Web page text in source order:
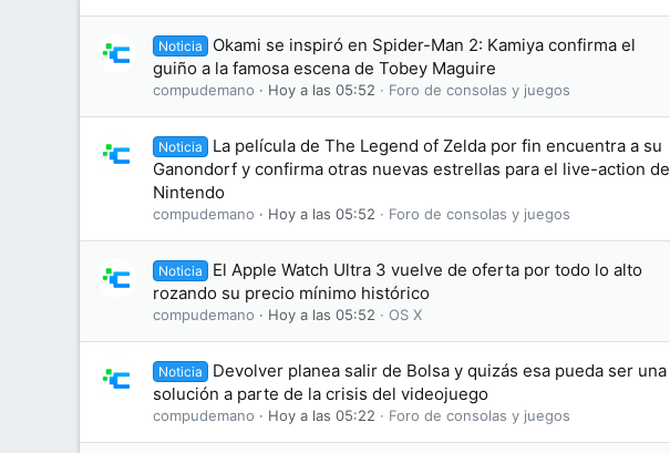
Noticia
Okami se inspiró en Spider-Man 2: Kamiya confirma el
guiño a la famosa escena de Tobey Maguire
compudemano Hoy a las 05:52 Foro de consolas y juegos
Noticia
La película de The Legend of Zelda por fin encuentra a su
Ganondorf y confirma otras nuevas estrellas para el live-action de
Nintendo
compudemano Hoy a las 05:52 Foro de consolas y juegos
Noticia
El Apple Watch Ultra 3 vuelve de oferta por todo lo alto
rozando su precio mínimo histórico
compudemano Hoy a las 05:52 OS X
Noticia
Devolver planea salir de Bolsa y quizás esa pueda ser una
solución a parte de la crisis del videojuego
compudemano Hoy a las 05:22 Foro de consolas y juegos